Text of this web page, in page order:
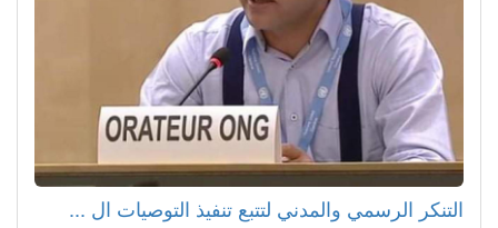
التنكر الرسمي والمدني لتتبع تنفيذ التوصيات ال ...